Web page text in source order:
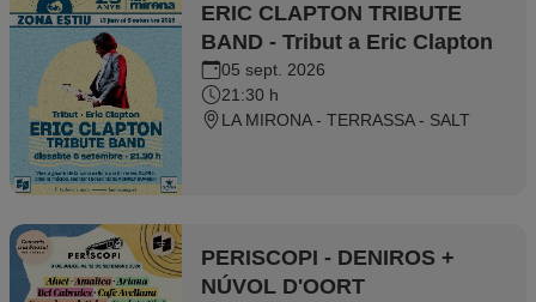
ERIC CLAPTON TRIBUTE
BAND - Tribut a Eric Clapton
05 sept. 2026
21:30 h
LA MIRONA - TERRASSA - SALT
PERISCOPI - DENIROS +
NÚVOL D'OORT